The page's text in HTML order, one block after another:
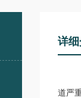
详
道严